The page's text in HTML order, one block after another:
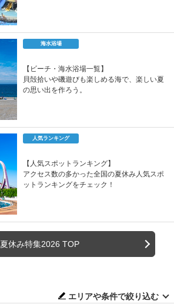
海水浴場
【ビーチ・海水浴場一覧】
貝殻拾いや磯遊びも楽しめる海で、楽しい夏
の思い出を作ろう。
人気ランキング
【人気スポットランキング】
アクセス数の多かった全国の夏休み人気スポ
ットランキングをチェック！
夏休み特集2026 TOP
エリアや条件で絞り込む